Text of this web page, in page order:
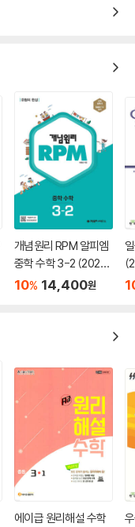
개념원리 RPM 알피엠
중학 수학 3-2 (2026
년용)
10% 14,400원
에이급 원리해설 수학